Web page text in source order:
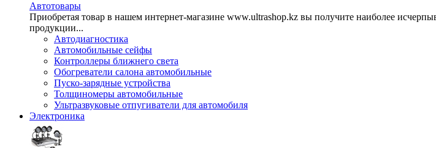
Автотовары
Приобретая товар в нашем интернет-магазине www.ultrashop.kz вы получите наиболее
продукции...
Автодиагностика
Автомобильные сейфы
Контроллеры ближнего света
Обогреватели салона автомобильные
Пуско-зарядные устройства
Толщиномеры автомобильные
Ультразвуковые отпугиватели для автомобиля
Электроника